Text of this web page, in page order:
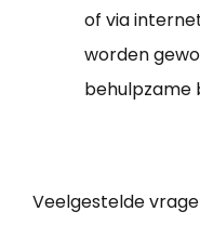
of via
worden
behulpzame
Veelgestelde